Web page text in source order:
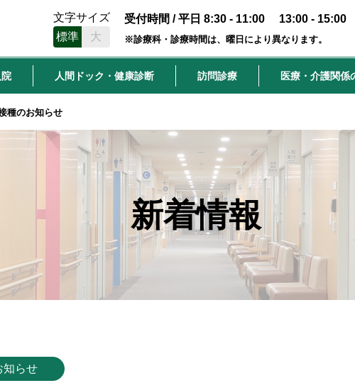
文字サイズ
標準
大
受付時間 / 平日 8:30 - 11:00 13:00 - 15:00
※診療科・診療時間は、曜日により異なります。
院 人間ドック・健康診断 訪問診療 医療・介護関係
種のお知らせ
新着情報
知らせ